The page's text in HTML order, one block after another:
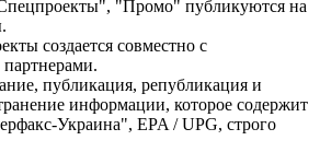
"Промо" публикуются на
создается совместно с
публикация, републикация и
информации, которое содержит
Украина", EPA / UPG, строго